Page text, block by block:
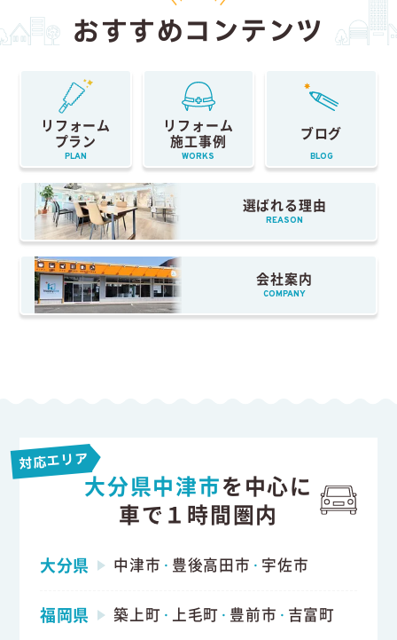
おすすめコンテンツ
リフォーム
プラン
PLAN
リフォーム
施工事例
WORKS
ブログ
BLOG
選ばれる理由
REASON
会社案内
COMPANY
対応エリア
大分県中津市を中心に
車で１時間圏内
大分県 中津市 ・ 豊後高田市 ・ 宇佐市
福岡県 築上町 ・ 上毛町 ・ 豊前市 ・ 吉富町